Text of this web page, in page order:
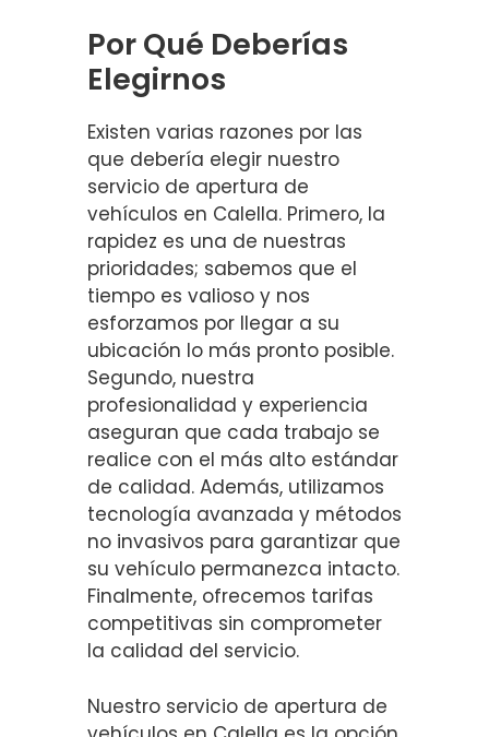
Por Qué Deberías
Elegirnos
Existen varias razones por las
que debería elegir nuestro
servicio de apertura de
vehículos en Calella. Primero, la
rapidez es una de nuestras
prioridades; sabemos que el
tiempo es valioso y nos
esforzamos por llegar a su
ubicación lo más pronto posible.
Segundo, nuestra
profesionalidad y experiencia
aseguran que cada trabajo se
realice con el más alto estándar
de calidad. Además, utilizamos
tecnología avanzada y métodos
no invasivos para garantizar que
su vehículo permanezca intacto.
Finalmente, ofrecemos tarifas
competitivas sin comprometer
la calidad del servicio.
Nuestro servicio de apertura de